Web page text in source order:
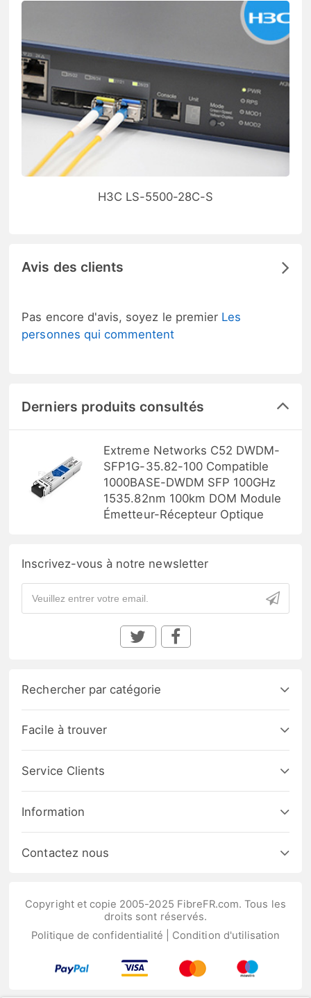
H3C LS-5500-28C-S
Avis des clients
Pas encore d'avis, soyez le premier Les
personnes qui commentent
Derniers produits consultés
Extreme Networks C52 DWDM-
SFP1G-35.82-100 Compatible
1000BASE-DWDM SFP 100GHz
1535.82nm 100km DOM Module
Émetteur-Récepteur Optique
Inscrivez-vous à notre newsletter
Rechercher par catégorie
Facile à trouver
Service Clients
Information
Contactez nous
Copyright et copie 2005-2025 FibreFR.com. Tous les
droits sont réservés.
Politique de confidentialité
Condition d'utilisation